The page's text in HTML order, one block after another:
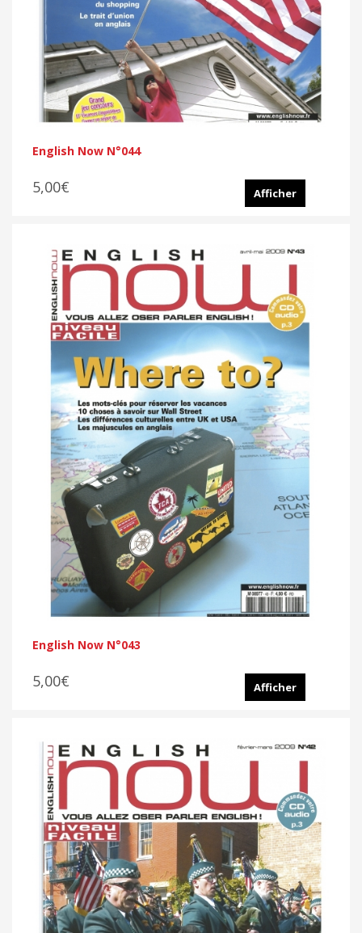
English Now N°044
5,00€ Afficher
English Now N°043
5,00€ Afficher